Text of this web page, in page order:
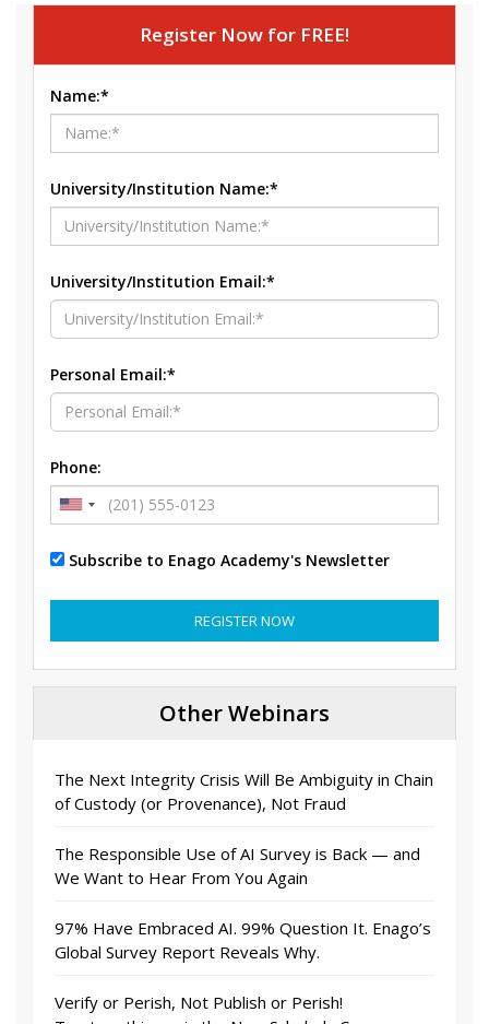
Register Now for FREE!
Name:*
University/Institution Name:*
University/Institution Email:*
Personal Email:*
Phone:
Subscribe to Enago Academy's Newsletter
REGISTER NOW
Other Webinars
The Next Integrity Crisis Will Be Ambiguity in Chain
of Custody (or Provenance), Not Fraud
The Responsible Use of AI Survey is Back — and
We Want to Hear From You Again
97% Have Embraced AI. 99% Question It. Enago’s
Global Survey Report Reveals Why.
Verify or Perish, Not Publish or Perish!